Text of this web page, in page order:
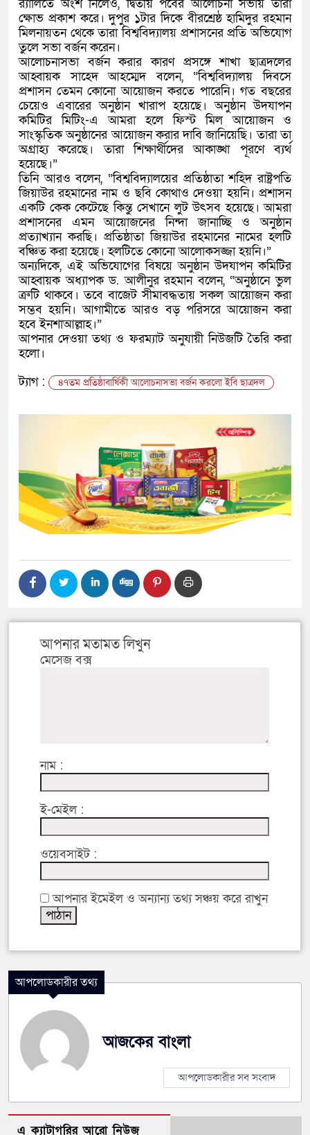
র‍্যালিতে অংশ নিলেও, দ্বিতীয় পর্বের আলোচনা সভায় তারা
ক্ষোভ প্রকাশ করে। দুপুর ১টার দিকে বীরশ্রেষ্ঠ হামিদুর রহমান
মিলনায়তন থেকে তারা বিশ্ববিদ্যালয় প্রশাসনের প্রতি অভিযোগ
তুলে সভা বর্জন করেন।
​আলোচনাসভা বর্জন করার কারণ প্রসঙ্গে শাখা ছাত্রদলের
আহ্বায়ক সাহেদ আহম্মেদ বলেন, “বিশ্ববিদ্যালয় দিবসে
প্রশাসন তেমন কোনো আয়োজন করতে পারেনি। গত বছরের
চেয়েও এবারের অনুষ্ঠান খারাপ হয়েছে। অনুষ্ঠান উদযাপন
কমিটির মিটিং-এ আমরা হলে ফিস্ট মিল আয়োজন ও
সাংস্কৃতিক অনুষ্ঠানের আয়োজন করার দাবি জানিয়েছি। তারা তা
অগ্রাহ্য করেছে। তারা শিক্ষার্থীদের আকাঙ্খা পূরণে ব্যর্থ
হয়েছে।”
​তিনি আরও বলেন, “বিশ্ববিদ্যালয়ের প্রতিষ্ঠাতা শহিদ রাষ্ট্রপতি
জিয়াউর রহমানের নাম ও ছবি কোথাও দেওয়া হয়নি। প্রশাসন
একটি কেক কেটেছে কিন্তু সেখানে লুট উৎসব হয়েছে। আমরা
প্রশাসনের এমন আয়োজনের নিন্দা জানাচ্ছি ও অনুষ্ঠান
প্রত্যাখ্যান করছি। প্রতিষ্ঠাতা জিয়াউর রহমানের নামের হলটি
বঞ্চিত করা হয়েছে। হলটিতে কোনো আলোকসজ্জা হয়নি।”
​অন্যদিকে, এই অভিযোগের বিষয়ে অনুষ্ঠান উদযাপন কমিটির
আহ্বায়ক অধ্যাপক ড. আলীনুর রহমান বলেন, “অনুষ্ঠানে ভুল
ত্রুটি থাকবে। তবে বাজেট সীমাবদ্ধতায় সকল আয়োজন করা
সম্ভব হয়নি। আগামীতে আরও বড় পরিসরে আয়োজন করা
হবে ইনশাআল্লাহ।”
​আপনার দেওয়া তথ্য ও ফরম্যাট অনুযায়ী নিউজটি তৈরি করা
হলো।
ট্যাগ :
৪৭তম প্রতিষ্ঠাবার্ষিকী আলোচনাসভা বর্জন করলো ইবি ছাত্রদল
আপনার মতামত লিখুন
মেসেজ বক্স
নাম :
ই-মেইল :
ওয়েবসাইট :
আপনার ইমেইল ও অন্যান্য তথ্য সঞ্চয় করে রাখুন
আপলোডকারীর তথ্য
আজকের বাংলা
আপলোডকারীর সব সংবাদ
এ ক্যাটাগরির আরো নিউজ